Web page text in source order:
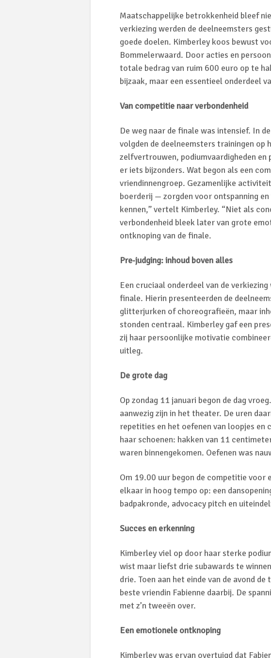
Maatschappelijke betrokkenheid bleef
verkiezing werden de deelneemsters
goede doelen. Kimberley koos bewust
Bommelerwaard. Door acties en
totale bedrag van ruim 600 euro op te
bijzaak, maar een essentieel onderdeel
Van competitie naar verbondenheid
De weg naar de finale was intensief. In
volgden de deelneemsters trainingen op
zelfvertrouwen, podiumvaardigheden
er iets bijzonders. Wat begon als een
vriendinnengroep. Gezamenlijke
boerderij — zorgden voor ontspanning
kennen,” vertelt Kimberley. “Niet als
verbondenheid bleek later van grote
ontknoping van de finale.
Pre-judging: inhoud boven alles
Een cruciaal onderdeel van de
finale. Hierin presenteerden de
glitterjurken of choreografieën, maar
stonden centraal. Kimberley gaf een
zij haar persoonlijke motivatie
uitleg.
De grote dag
Op zondag 11 januari begon de dag
aanwezig zijn in het theater. De uren
repetities en het oefenen van loopjes en
haar schoenen: hakken van 11
waren binnengekomen. Oefenen was
Om 19.00 uur begon de competitie voor
elkaar in hoog tempo op: een
badpakronde, advocacy pitch en
Succes en erkenning
Kimberley viel op door haar sterke
wist maar liefst drie subawards te
drie. Toen aan het einde van de avond
beste vriendin Fabienne daarbij. De
met z’n tweeën over.
Een emotionele ontknoping
Kimberley was ervan overtuigd dat